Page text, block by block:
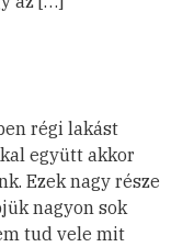
régi lakást
együtt akkor
Ezek nagy része
nagyon sok
tud vele mit